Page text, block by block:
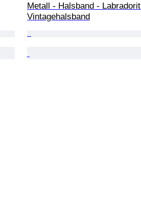
Metall - Halsband - Labradorit
Vintagehalsband